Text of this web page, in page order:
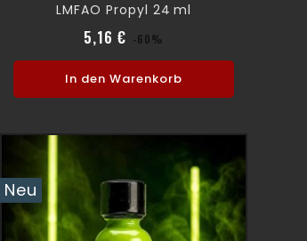
LMFAO Propyl 24 Ml
5,16 € Verkaufspreis
-60%
In den Warenkorb
Neu